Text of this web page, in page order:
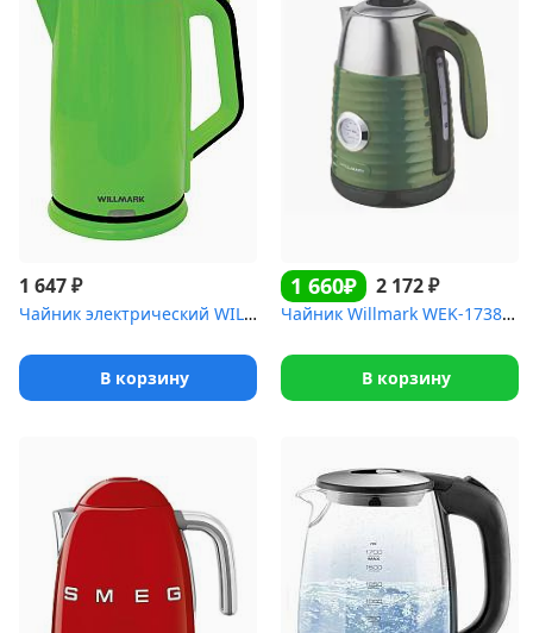
1 647₽
Чайник электрический WILLMARK WEK-2012PS (2.0л, пов. на 360 град...
В корзину
1 660₽ 2 172₽
Чайник Willmark WEK-1738PST(1.7л, двойные стенки, эффект термоса,...
В корзину